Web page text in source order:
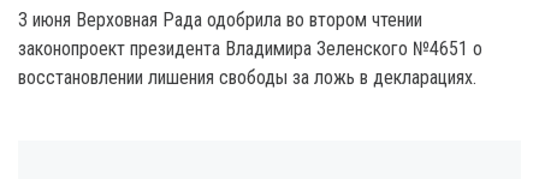
3 июня Верховная Рада одобрила во втором чтении
законопроект президента Владимира Зеленского №4651 о
восстановлении лишения свободы за ложь в декларациях.